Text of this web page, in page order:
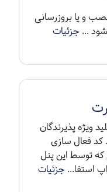
و یا بروزرسانی
...جزئیات
ویژه پذیرندگان
کد فعال سازی
توسط این پنل
استفا...جزئیات